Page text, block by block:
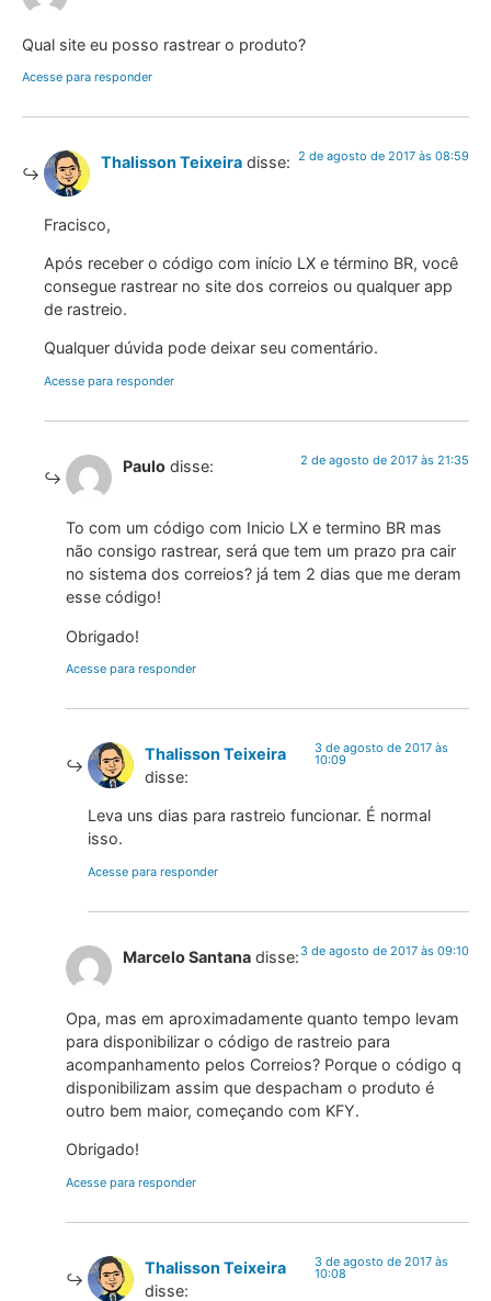
Qual site eu posso rastrear o produto?
Acesse para responder
Thalisson Teixeira disse: 2 de agosto de 2017 às 08:59
Fracisco,
Após receber o código com início LX e término BR, você
consegue rastrear no site dos correios ou qualquer app
de rastreio.
Qualquer dúvida pode deixar seu comentário.
Acesse para responder
Paulo disse: 2 de agosto de 2017 às 21:35
To com um código com Inicio LX e termino BR mas
não consigo rastrear, será que tem um prazo pra cair
no sistema dos correios? já tem 2 dias que me deram
esse código!
Obrigado!
Acesse para responder
Thalisson Teixeira
disse:
3 de agosto de 2017 às
10:09
Leva uns dias para rastreio funcionar. É normal
isso.
Acesse para responder
Marcelo Santana disse: 3 de agosto de 2017 às 09:10
Opa, mas em aproximadamente quanto tempo levam
para disponibilizar o código de rastreio para
acompanhamento pelos Correios? Porque o código q
disponibilizam assim que despacham o produto é
outro bem maior, começando com KFY.
Obrigado!
Acesse para responder
Thalisson Teixeira
disse:
3 de agosto de 2017 às
10:08